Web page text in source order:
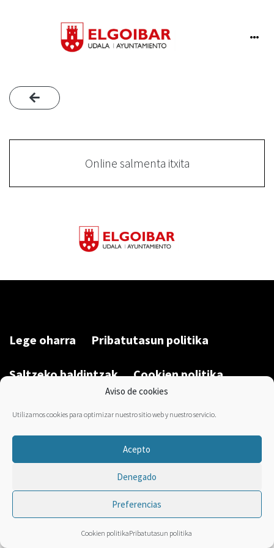
Aviso de cookies
Utilizamos cookies para optimizar nuestro sitio web y nuestro servicio.
Acepto
Denegado
Preferencias
Cookien politikaPribatutasun politika
Online salmenta itxita
Lege oharra Pribatutasun politika
Saltzeko baldintzak Cookien politika
Garatu du/Desarrollado por:Bravo Manager2026